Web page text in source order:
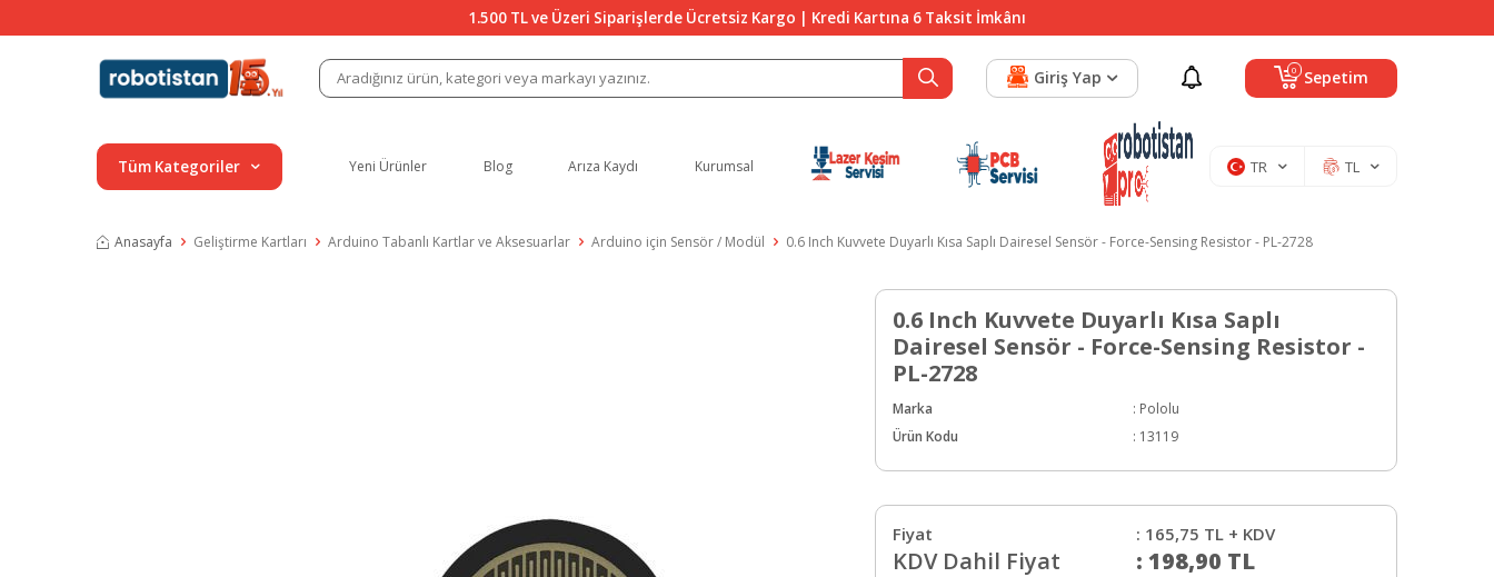
1.500 TL ve Üzeri Siparişlerde Ücretsiz Kargo | Kredi Kartına 6 Taksit İmkânı
0 Sepetim
Giriş Yap
Tüm Kategoriler Yeni Ürünler Blog Arıza Kaydı Kurumsal TR TL
Anasayfa Geliştirme Kartları Arduino Tabanlı Kartlar ve Aksesuarlar Arduino için Sensör / Modül 0.6 Inch Kuvvete Duyarlı Kısa Saplı Dairesel Sensör - Force-Sensing Resistor - PL-2728
0.6 Inch Kuvvete Duyarlı Kısa Saplı
Dairesel Sensör - Force-Sensing Resistor -
PL-2728
Marka : Pololu
Ürün Kodu
: 13119
Fiyat : 165,75 TL + KDV
KDV Dahil Fiyat : 198,90 TL